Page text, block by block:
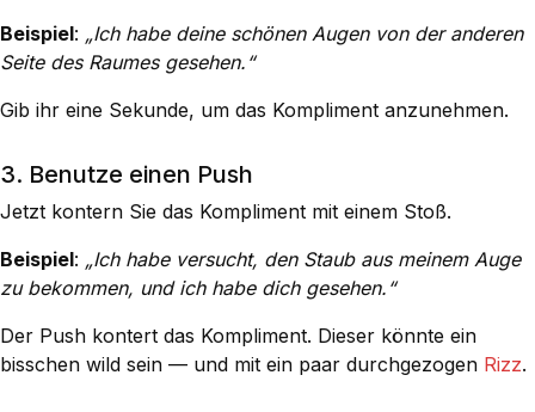
Beispiel: „Ich habe deine schönen Augen von der anderen
Seite des Raumes gesehen.“
Gib ihr eine Sekunde, um das Kompliment anzunehmen.
3. Benutze einen Push
Jetzt kontern Sie das Kompliment mit einem Stoß.
Beispiel: „Ich habe versucht, den Staub aus meinem Auge
zu bekommen, und ich habe dich gesehen.“
Der Push kontert das Kompliment. Dieser könnte ein
bisschen wild sein — und mit ein paar durchgezogen Rizz.